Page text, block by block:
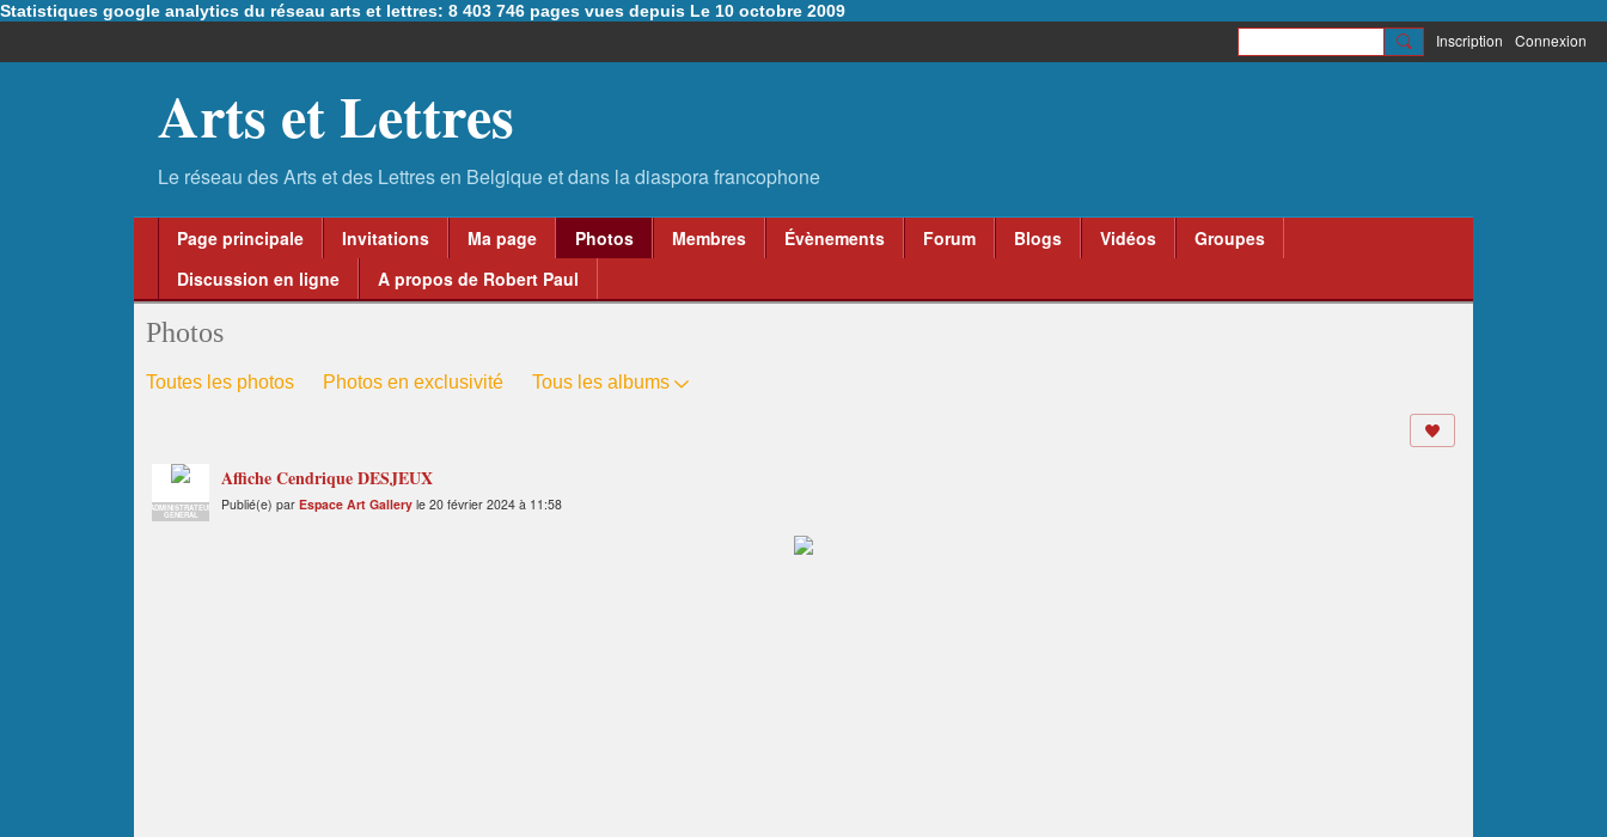
Statistiques google analytics du réseau arts et lettres: 8 403 746 pages vues depuis Le 10 octobre 2009
Inscription Connexion
Arts et Lettres
Page principale Invitations Ma page Photos Membres Évènements Forum Blogs Vidéos
Groupes
Discussion en ligne
A propos de Robert Paul
Photos
Toutes les photos Photos en exclusivité Tous les albums
ADMINISTRATEUR
GENERAL
Affiche Cendrique DESJEUX
Publié(e) par Espace Art Gallery le 20 février 2024 à 11:58